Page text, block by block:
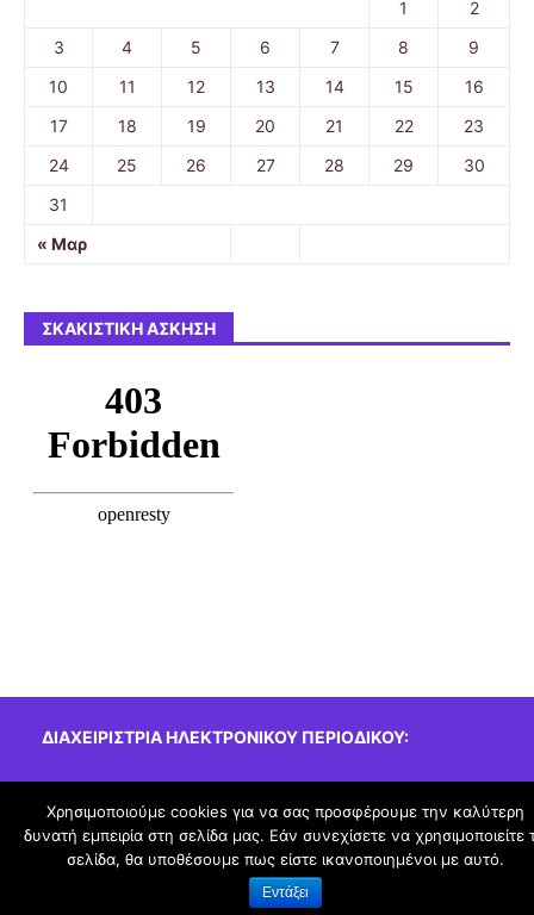
« Μαρ
1
2
3
4 5 6 7 8
9
10
11 12 13 14 15
16
17
18 19 20 21 22
23
24
25 26 27 28 29
30
31
ΣΚΑΚΙΣΤΙΚΉ ΆΣΚΗΣΗ
ΔΙΑΧΕΙΡΊΣΤΡΙΑ ΗΛΕΚΤΡΟΝΙΚΟΎ ΠΕΡΙΟΔΙΚΟΎ:
schoolpress.sch.gr
Όροι Χρήσης schoolpress.sch.gr|Δήλωση προσβασιμότητας
Χρησιμοποιούμε cookies για να σας προσφέρουμε την καλύτερη
δυνατή εμπειρία στη σελίδα μας. Εάν συνεχίσετε να χρησιμοποιείτε
σελίδα, θα υποθέσουμε πως είστε ικανοποιημένοι με αυτό.
Εντάξει